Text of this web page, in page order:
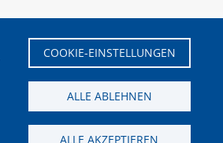
COOKIE-EINSTELLUNGEN
ALLE ABLEHNEN
ALLE AKZEPTIEREN